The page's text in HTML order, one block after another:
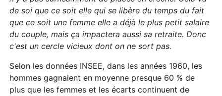
de soi que ce soit elle qui se libère du temps du fait
que ce soit une femme elle a déjà le plus petit salaire
du couple, mais ça impactera aussi sa retraite. Donc
c'est un cercle vicieux dont on ne sort pas.
Selon les données INSEE, dans les années 1960, les
hommes gagnaient en moyenne presque 60 % de
plus que les femmes et les écarts continuent de